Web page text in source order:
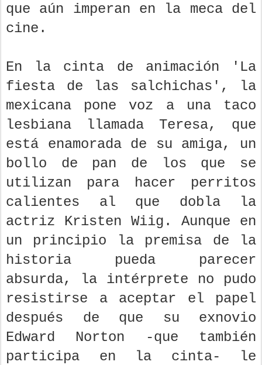
que aún imperan en la meca del
cine.
En la cinta de animación 'La
fiesta de las salchichas', la
mexicana pone voz a una taco
lesbiana llamada Teresa, que
está enamorada de su amiga, un
bollo de pan de los que se
utilizan para hacer perritos
calientes al que dobla la
actriz Kristen Wiig. Aunque en
un principio la premisa de la
historia pueda parecer
absurda, la intérprete no pudo
resistirse a aceptar el papel
después de que su exnovio
Edward Norton -que también
participa en la cinta- le